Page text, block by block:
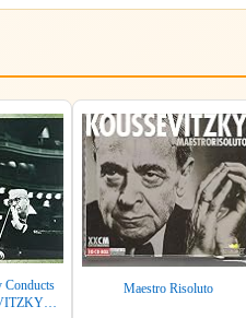
Conducts
Maestro Risoluto